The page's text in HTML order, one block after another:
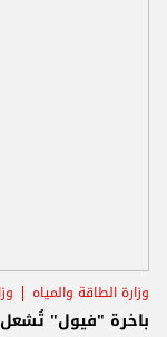
وزارة الطاقة والمياه
باخرة "فيول" تُشعل